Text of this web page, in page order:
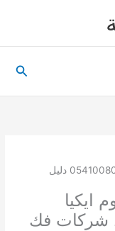
شركة تركيب اثاث وغرف نوم ايكيا بسكاكا 0541008053 دليل
ايكيا
دليل شركات فك